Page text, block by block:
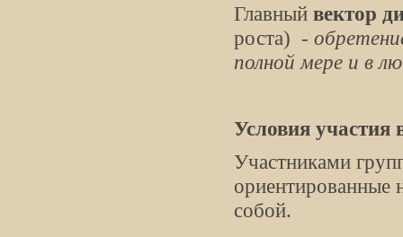
Главный вектор
роста) -
полной мере и в
Условия участия
Участниками
ориентированные
собой.